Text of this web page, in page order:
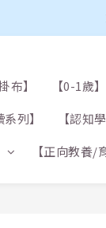
布】 【0-1歲】
系列】 【認知
【正向教養/